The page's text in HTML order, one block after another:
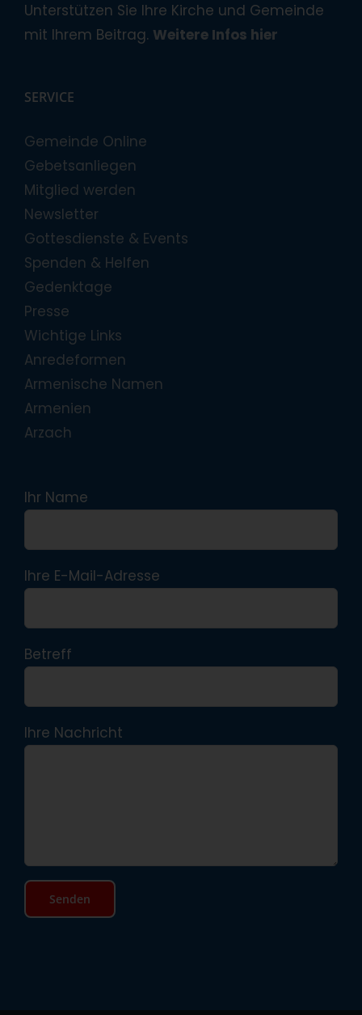
Unterstützen Sie Ihre Kirche und Gemeinde
mit Ihrem Beitrag. Weitere Infos hier
SERVICE
Gemeinde Online
Gebetsanliegen
Mitglied werden
Newsletter
Gottesdienste & Events
Spenden & Helfen
Gedenktage
Presse
Wichtige Links
Anredeformen
Armenische Namen
Armenien
Arzach
Ihr Name
Ihre E-Mail-Adresse
Betreff
Ihre Nachricht